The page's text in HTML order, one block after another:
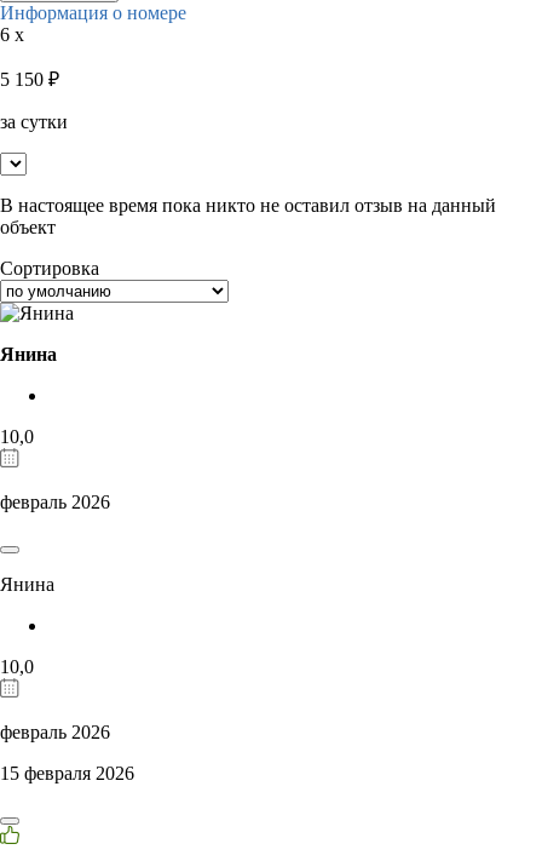
Информация о номере
6 x
5 150 ₽
за сутки
В настоящее время пока никто не оставил отзыв на данный
объект
Сортировка
Янина
10,0
февраль 2026
Янина
10,0
февраль 2026
15 февраля 2026